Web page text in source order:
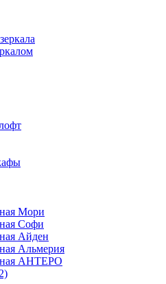
Мори
Софи
Айден
Альмерия
АНТЕРО